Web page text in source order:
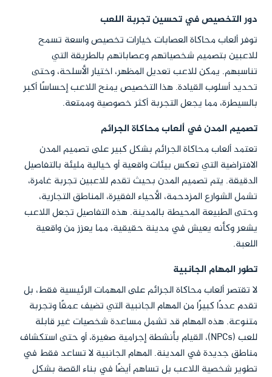
دور التخصيص في تحسين تجربة اللعب
توفر ألعاب محاكاة العصابات خيارات تخصيص واسعة تسمح
للاعبين بتصميم شخصياتهم وعصاباتهم بالطريقة التي
تناسبهم. يمكن للاعب تعديل المظهر، اختيار الأسلحة، وحتى
تحديد أسلوب القيادة. هذا التخصيص يمنح اللاعب إحساسًا أكبر
بالسيطرة، مما يجعل التجربة أكثر خصوصية وممتعة.
تصميم المدن في ألعاب محاكاة الجرائم
تعتمد ألعاب محاكاة الجرائم بشكل كبير على تصميم المدن
الافتراضية التي تعكس بيئات واقعية أو خيالية مليئة بالتفاصيل
الدقيقة. يتم تصميم المدن بحيث تقدم للاعبين تجربة غامرة،
تشمل الشوارع المزدحمة، الأحياء الفقيرة، المناطق التجارية،
وحتى الطبيعة المحيطة بالمدينة. هذه التفاصيل تجعل اللاعب
يشعر وكأنه يعيش في مدينة حقيقية، مما يعزز من واقعية
اللعبة.
تطور المهام الجانبية
لا تقتصر ألعاب محاكاة الجرائم على المهمات الرئيسية فقط، بل
تقدم عددًا كبيرًا من المهام الجانبية التي تضيف عمقًا وتجربة
متنوعة. هذه المهام قد تشمل مساعدة شخصيات غير قابلة
للعب (NPCs)، القيام بأنشطة إجرامية صغيرة، أو حتى استكشاف
مناطق جديدة في المدينة. المهام الجانبية لا تساعد فقط في
تطوير شخصية اللاعب بل تساهم أيضًا في بناء القصة بشكل